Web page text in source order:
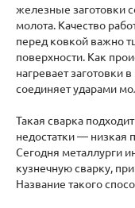
железные заготовки
молота. Качество
перед ковкой важно
поверхности. Как
нагревает заготовки
соединяет ударами
Такая сварка
недостатки — низкая
Сегодня металлурги
кузнечную сварку,
Название такого